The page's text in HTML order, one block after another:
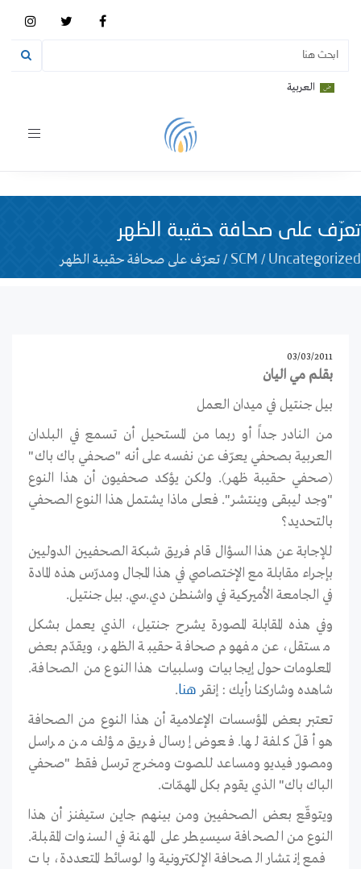
العربية
Toggle
تعرّف على صحافة حقيبة الظهر
SCM / Uncategorized
/تعرّف على صحافة حقيبة الظهر
03/03/2011
بقلم مي اليان
بيل جنتيل في ميدان العمل
من النادر جداً أو ربما من المستحيل أن تسمع في البلدان
العربية بصحفي يعرّف عن نفسه على أنه "صحفي باك باك"
(صحفي حقيبة ظهر). ولكن يؤكد صحفيون أن هذا النوع
"وجد ليبقى وينتشر". فعلى ماذا يشتمل هذا النوع الصحفي
بالتحديد؟
للإجابة عن هذا السؤال قام فريق شبكة الصحفيين الدوليين
بإجراء مقابلة مع الإختصاصي في هذا المجال ومدرّس هذه المادة
في الجامعة الأميركية في واشنطن دي.سي. بيل جنتيل.
وفي هذه المقابلة المصورة يشرح جنتيل، الذي يعمل بشكل
مستقل، عن مفهوم صحافة حقيبة الظهر، ويقدّم بعض
المعلومات حول إيجابيات وسلبيات هذا النوع من الصحافة.
شاهده وشاركنا رأيك : إنقر هنا.
تعتبر بعض المؤسسات الإعلامية أن هذا النوع من الصحافة
هو أقلّ كلفة لها. فعوض إرسال فريق مؤلف من مراسل
ومصور فيديو ومساعد للصوت ومخرج ترسل فقط "صحفي
الباك باك" الذي يقوم بكل المهمّات.
ويتوقّع بعض الصحفيين ومن بينهم جاين ستيفنز أن هذا
النوع من الصحافة سيسيطر على المهنة في السنوات المقبلة.
فمع إنتشار الصحافة الإلكترونية والوسائط المتعددة، بات